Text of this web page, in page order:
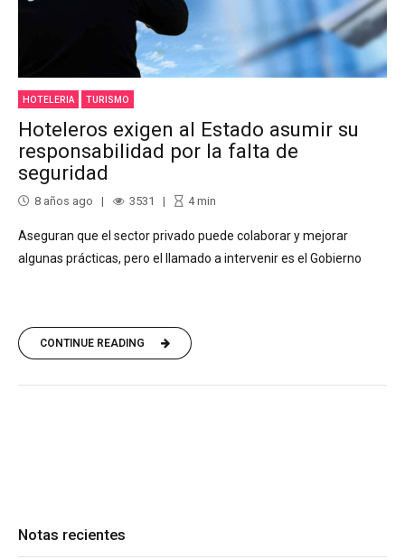
HOTELERIA TURISMO
Hoteleros exigen al Estado asumir su
responsabilidad por la falta de
seguridad
8 años ago 3531 4min
Aseguran que el sector privado puede colaborar y mejorar
algunas prácticas, pero el llamado a intervenir es el Gobierno
CONTINUE READING
Notas recientes